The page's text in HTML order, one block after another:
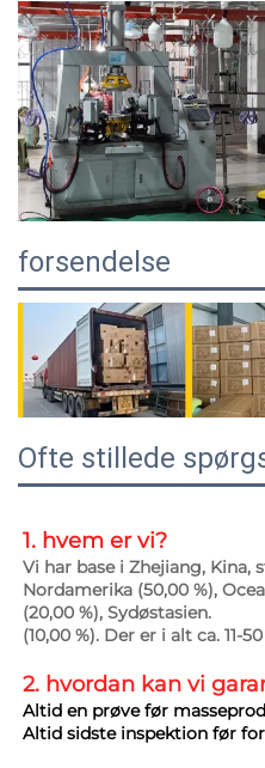
forsendelse
Ofte stillede
1. hvem er vi?
Vi har base i Zhejiang, Kina,
Nordamerika (50,00 %),
(20,00 %), Sydøstasien.
(10,00 %). Der er i alt ca. 11-
2. hvordan kan vi
Altid en prøve før
Altid sidste inspektion før